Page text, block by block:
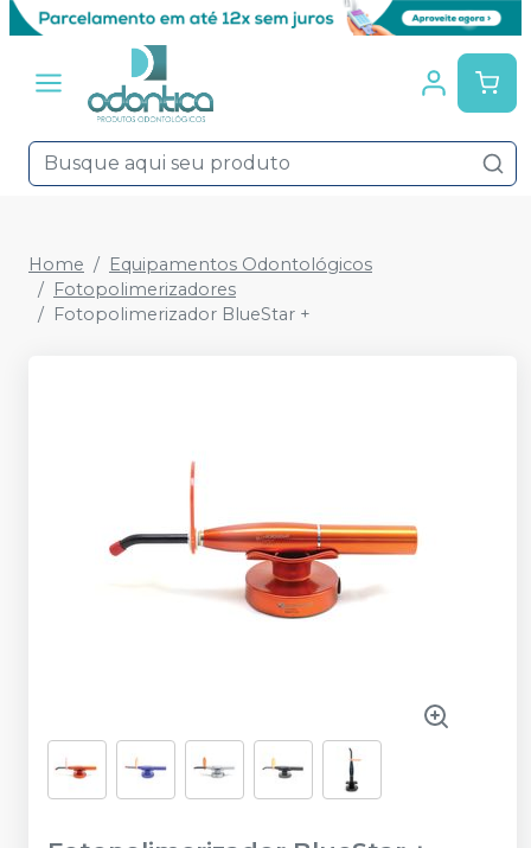
Home
Equipamentos Odontológicos
Fotopolimerizadores
Fotopolimerizador BlueStar +